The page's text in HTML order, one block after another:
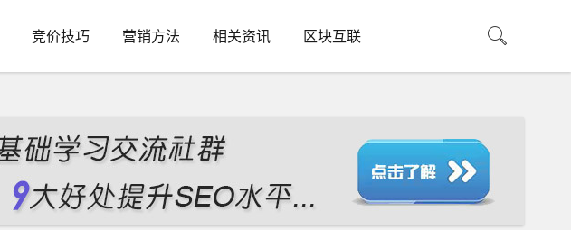
竞价技巧 营销方法 相关资讯 区块互联